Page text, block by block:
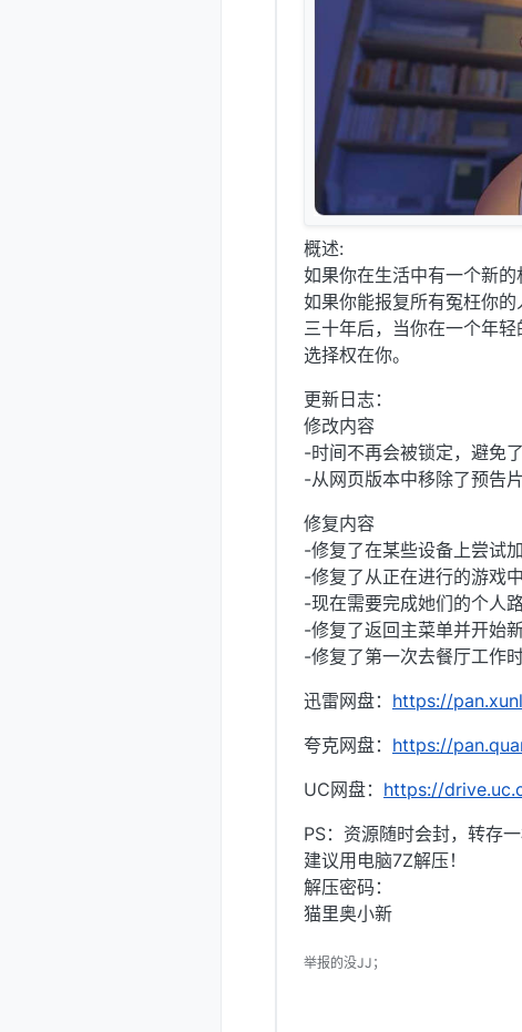
概述:
如果你在生活中有一个新
如果你能报复所有冤枉你
三十年后，当你在一个年
选择权在你。
更新日志：
修改内容
-时间不再会被锁定，避免
-从网页版本中移除了预告片
修复内容
-修复了在某些设备上尝试
-修复了从正在进行的游戏
-现在需要完成她们的个人
-修复了返回主菜单并开始
-修复了第一次去餐厅工作
迅雷网盘： https://
夸克网盘： https://
UC网盘： https://
PS：资源随时会封，转存一
建议用电脑7Z解压！
解压密码：
猫里奥小新
举报的没JJ；